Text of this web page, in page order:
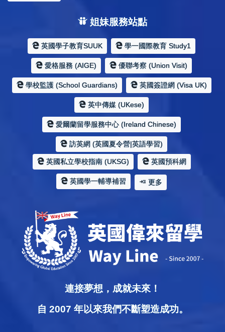
姐妹服務站點
英國學子教育SUUK 學一國際教育 Study1
愛格服務 (AIGE) 優聯考察 (Union Visit)
學校監護 (School Guardians) 英國簽證網 (Visa UK)
英中傳媒 (UKese)
愛爾蘭留學服務中心 (Ireland Chinese)
訪英網 (英國夏令營|英語學習)
英國私立學校指南 (UKSG) 英國預科網
英國學一輔導補習 更多
連接夢想，成就未來！
自 2007 年以來我們不斷塑造成功。